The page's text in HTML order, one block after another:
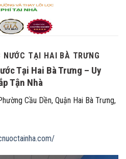
NƯỚC TẠI HAI BÀ TRƯNG
Tại Hai Bà Trưng – Uy
Tận Nhà
Cầu Dền, Quận Hai Bà Trưng,